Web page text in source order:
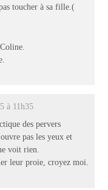
toucher à sa fille.(
à 11h35
des pervers
pas les yeux et
voit rien.
leur proie, croyez moi.